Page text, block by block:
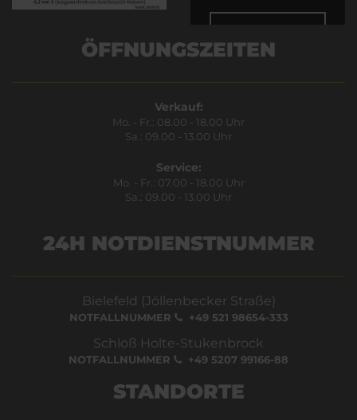
ÖFFNUNGSZEITEN
Verkauf:
Mo. - Fr.: 08.00 - 18.00 Uhr
Sa.: 09.00 - 13.00 Uhr
Service:
Mo. - Fr.: 07.00 - 18.00 Uhr
Sa.: 09.00 - 13.00 Uhr
24H NOTDIENSTNUMMER
Bielefeld (Jöllenbecker Straße)
NOTFALLNUMMER +49 521 98654-333
Schloß Holte-Stukenbrock
NOTFALLNUMMER +49 5207 99166-88
STANDORTE